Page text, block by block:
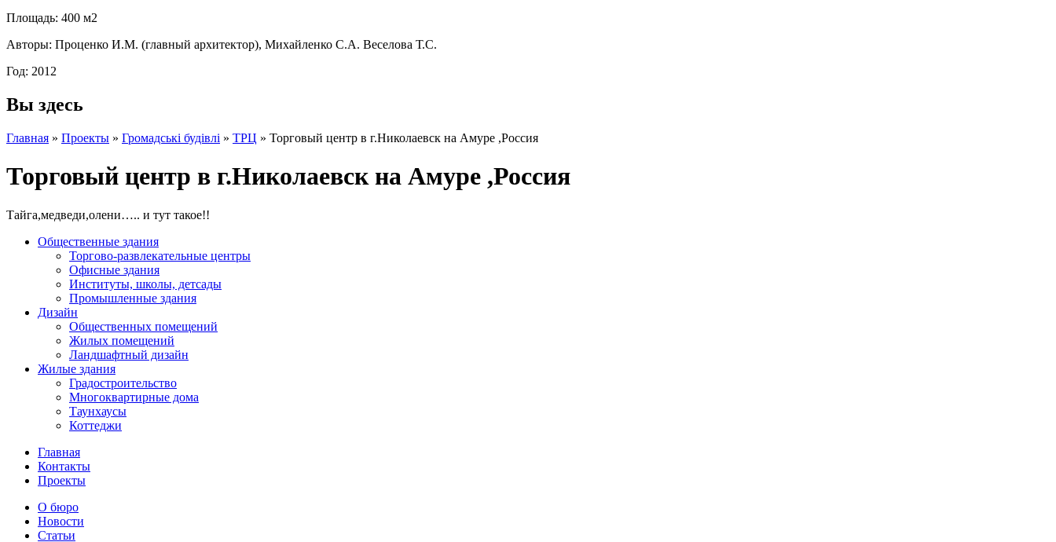
Площадь: 400 м2
Авторы: Проценко И.М. (главный архитектор), Михайленко С.А. Веселова Т.С.
Год: 2012
Вы здесь
Главная » Проекты » Громадські будівлі » ТРЦ » Торговый центр в г.Николаевск на Амуре ,Россия
Торговый центр в г.Николаевск на Амуре ,Россия
Тайга,медведи,олени….. и тут такое!!
Общественные здания
Торгово-развлекательные центры
Офисные здания
Институты, школы, детсады
Промышленные здания
Дизайн
Общественных помещений
Жилых помещений
Ландшафтный дизайн
Жилые здания
Градостроительство
Многоквартирные дома
Таунхаусы
Коттеджи
Главная
Контакты
Проекты
О бюро
Новости
Статьи